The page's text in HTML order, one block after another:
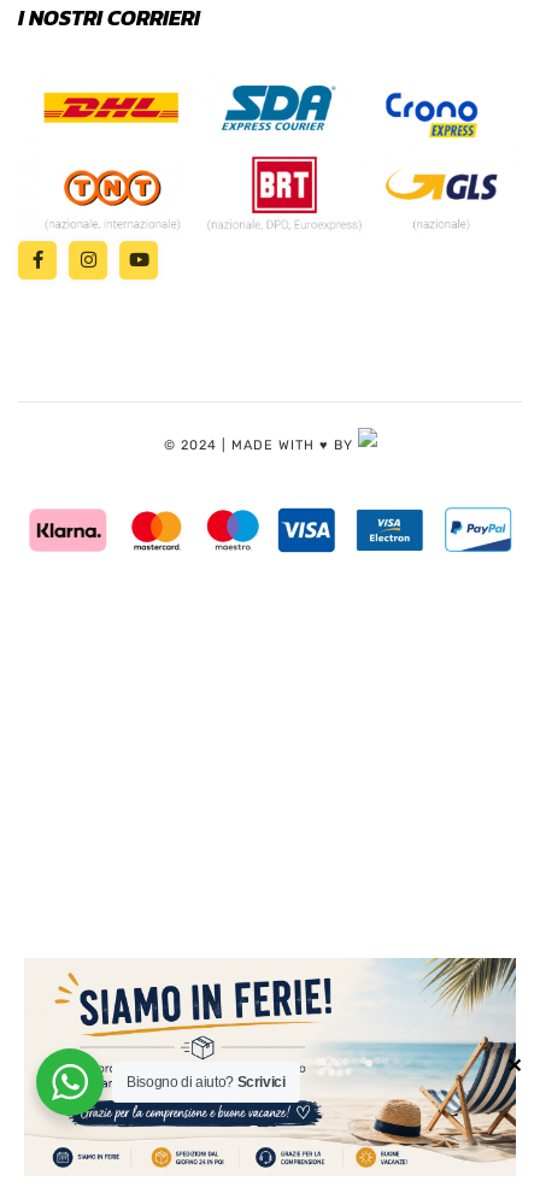
✕
I NOSTRI CORRIERI
© 2024 | MADE WITH ♥️ BY
Bisogno di aiuto? Scrivici